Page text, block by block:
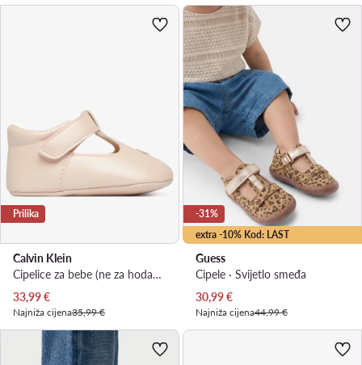
Prilika
Calvin Klein
Cipelice za bebe (ne za hodanje) · Ružičasta
Trenutna cijena
33,99€
Najniža cijena35,99 €
extra -10% Kod: LAST
-31%
Guess
Cipele · Svijetlo smeđa
Trenutna cijena
30,99€
Najniža cijena44,99 €